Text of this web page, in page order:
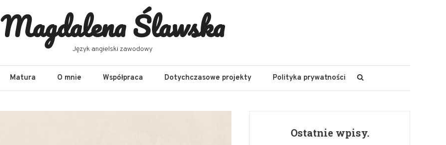
Magdalena Ślawska
Język angielski zawodowy
Matura O mnie Współpraca Dotychczasowe projekty Polityka prywatności
Ostatnie wpisy.